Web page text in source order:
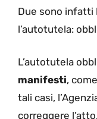
Due sono infatti
l’autotutela:
L’autotutela
manifesti,
tali casi,
correggere